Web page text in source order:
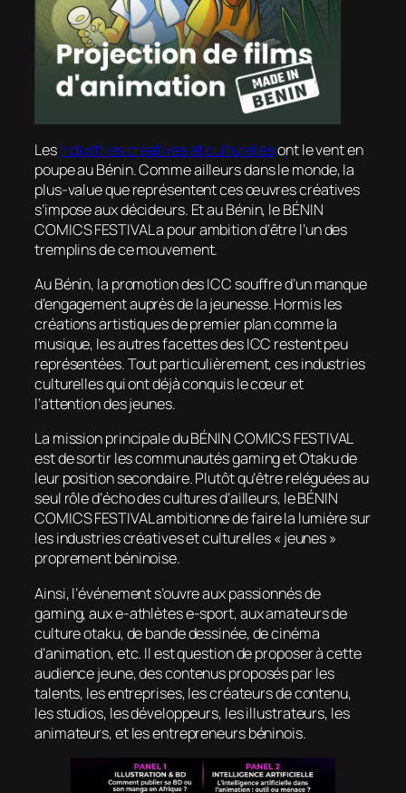
Lesindustries créatives et culturellesont le vent en
poupe au Bénin. Comme ailleurs dans le monde, la
plus-value que représentent ces œuvres créatives
s’impose aux décideurs. Et au Bénin, le BÉNIN
COMICS FESTIVAL a pour ambition d’être l’un des
tremplins de ce mouvement.
Au Bénin, la promotion des ICC souffre d’un manque
d’engagement auprès de la jeunesse. Hormis les
créations artistiques de premier plan comme la
musique, les autres facettes des ICC restent peu
représentées. Tout particulièrement, ces industries
culturelles qui ont déjà conquis le cœur et
l’attention des jeunes.
La mission principale du BÉNIN COMICS FESTIVAL
est de sortir les communautés gaming et Otaku de
leur position secondaire. Plutôt qu’être reléguées au
seul rôle d’écho des cultures d’ailleurs, le BÉNIN
COMICS FESTIVAL ambitionne de faire la lumière sur
les industries créatives et culturelles « jeunes »
proprement béninoise.
Ainsi, l’événement s’ouvre aux passionnés de
gaming, aux e-athlètes e-sport, aux amateurs de
culture otaku, de bande dessinée, de cinéma
d’animation, etc. Il est question de proposer à cette
audience jeune, des contenus proposés par les
talents, les entreprises, les créateurs de contenu,
les studios, les développeurs, les illustrateurs, les
animateurs, et les entrepreneurs béninois.